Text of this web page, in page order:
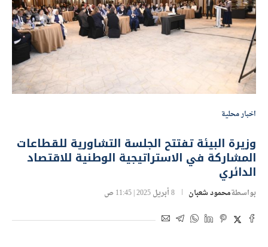
اخبار محلية
وزيرة البيئة تفتتح الجلسة التشاورية للقطاعات
المشاركة في الاستراتيجية الوطنية للاقتصاد
الدائري
بواسطةمحمود شعبان 8 أبريل 2025 | 11:45 ص